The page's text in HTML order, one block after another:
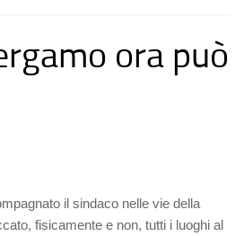
ora può
il sindaco nelle vie della
fisicamente e non, tutti i luoghi al